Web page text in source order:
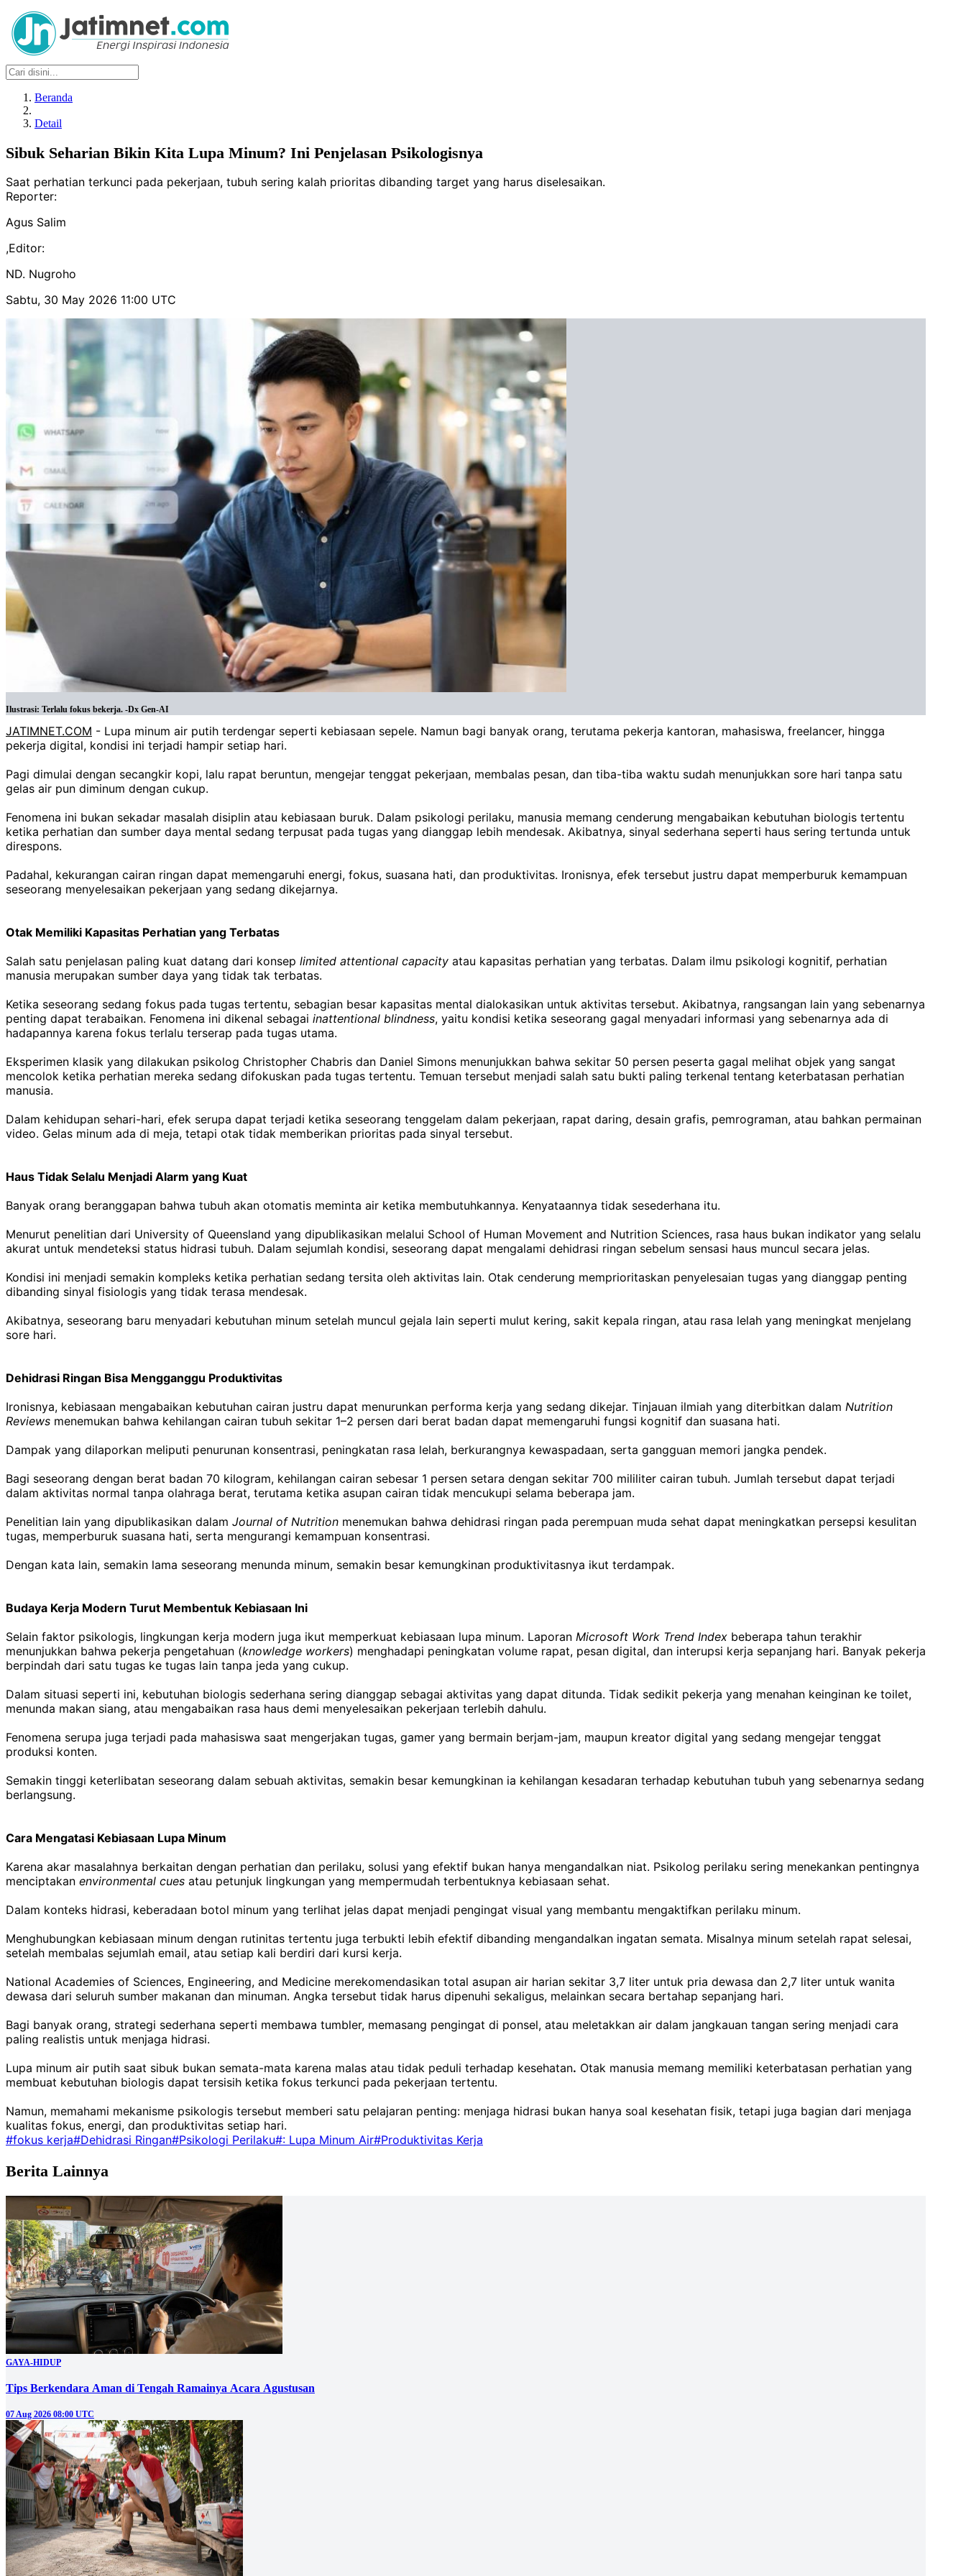
Beranda
Detail
Sibuk Seharian Bikin Kita Lupa Minum? Ini Penjelasan Psikologisnya
Saat perhatian terkunci pada pekerjaan, tubuh sering kalah prioritas dibanding target yang harus diselesaikan.
Reporter:
Agus Salim
,Editor:
ND. Nugroho
Sabtu, 30 May 2026 11:00 UTC
Ilustrasi: Terlalu fokus bekerja. -Dx Gen-AI
JATIMNET.COM - Lupa minum air putih terdengar seperti kebiasaan sepele. Namun bagi banyak orang, terutama pekerja kantoran, mahasiswa, freelancer, hingga
pekerja digital, kondisi ini terjadi hampir setiap hari.
Pagi dimulai dengan secangkir kopi, lalu rapat beruntun, mengejar tenggat pekerjaan, membalas pesan, dan tiba-tiba waktu sudah menunjukkan sore hari tanpa satu
gelas air pun diminum dengan cukup.
Fenomena ini bukan sekadar masalah disiplin atau kebiasaan buruk. Dalam psikologi perilaku, manusia memang cenderung mengabaikan kebutuhan biologis tertentu
ketika perhatian dan sumber daya mental sedang terpusat pada tugas yang dianggap lebih mendesak. Akibatnya, sinyal sederhana seperti haus sering tertunda untuk
direspons.
Padahal, kekurangan cairan ringan dapat memengaruhi energi, fokus, suasana hati, dan produktivitas. Ironisnya, efek tersebut justru dapat memperburuk kemampuan
seseorang menyelesaikan pekerjaan yang sedang dikejarnya.
Otak Memiliki Kapasitas Perhatian yang Terbatas
Salah satu penjelasan paling kuat datang dari konsep limited attentional capacity atau kapasitas perhatian yang terbatas. Dalam ilmu psikologi kognitif, perhatian
manusia merupakan sumber daya yang tidak tak terbatas.
Ketika seseorang sedang fokus pada tugas tertentu, sebagian besar kapasitas mental dialokasikan untuk aktivitas tersebut. Akibatnya, rangsangan lain yang sebenarnya
penting dapat terabaikan. Fenomena ini dikenal sebagai inattentional blindness, yaitu kondisi ketika seseorang gagal menyadari informasi yang sebenarnya ada di
hadapannya karena fokus terlalu terserap pada tugas utama.
Eksperimen klasik yang dilakukan psikolog Christopher Chabris dan Daniel Simons menunjukkan bahwa sekitar 50 persen peserta gagal melihat objek yang sangat
mencolok ketika perhatian mereka sedang difokuskan pada tugas tertentu. Temuan tersebut menjadi salah satu bukti paling terkenal tentang keterbatasan perhatian
manusia.
Dalam kehidupan sehari-hari, efek serupa dapat terjadi ketika seseorang tenggelam dalam pekerjaan, rapat daring, desain grafis, pemrograman, atau bahkan permainan
video. Gelas minum ada di meja, tetapi otak tidak memberikan prioritas pada sinyal tersebut.
Haus Tidak Selalu Menjadi Alarm yang Kuat
Banyak orang beranggapan bahwa tubuh akan otomatis meminta air ketika membutuhkannya. Kenyataannya tidak sesederhana itu.
Menurut penelitian dari University of Queensland yang dipublikasikan melalui School of Human Movement and Nutrition Sciences, rasa haus bukan indikator yang selalu
akurat untuk mendeteksi status hidrasi tubuh. Dalam sejumlah kondisi, seseorang dapat mengalami dehidrasi ringan sebelum sensasi haus muncul secara jelas.
Kondisi ini menjadi semakin kompleks ketika perhatian sedang tersita oleh aktivitas lain. Otak cenderung memprioritaskan penyelesaian tugas yang dianggap penting
dibanding sinyal fisiologis yang tidak terasa mendesak.
Akibatnya, seseorang baru menyadari kebutuhan minum setelah muncul gejala lain seperti mulut kering, sakit kepala ringan, atau rasa lelah yang meningkat menjelang
sore hari.
Dehidrasi Ringan Bisa Mengganggu Produktivitas
Ironisnya, kebiasaan mengabaikan kebutuhan cairan justru dapat menurunkan performa kerja yang sedang dikejar. Tinjauan ilmiah yang diterbitkan dalam Nutrition
Reviews menemukan bahwa kehilangan cairan tubuh sekitar 1–2 persen dari berat badan dapat memengaruhi fungsi kognitif dan suasana hati.
Dampak yang dilaporkan meliputi penurunan konsentrasi, peningkatan rasa lelah, berkurangnya kewaspadaan, serta gangguan memori jangka pendek.
Bagi seseorang dengan berat badan 70 kilogram, kehilangan cairan sebesar 1 persen setara dengan sekitar 700 mililiter cairan tubuh. Jumlah tersebut dapat terjadi
dalam aktivitas normal tanpa olahraga berat, terutama ketika asupan cairan tidak mencukupi selama beberapa jam.
Penelitian lain yang dipublikasikan dalam Journal of Nutrition menemukan bahwa dehidrasi ringan pada perempuan muda sehat dapat meningkatkan persepsi kesulitan
tugas, memperburuk suasana hati, serta mengurangi kemampuan konsentrasi.
Dengan kata lain, semakin lama seseorang menunda minum, semakin besar kemungkinan produktivitasnya ikut terdampak.
Budaya Kerja Modern Turut Membentuk Kebiasaan Ini
Selain faktor psikologis, lingkungan kerja modern juga ikut memperkuat kebiasaan lupa minum. Laporan Microsoft Work Trend Index beberapa tahun terakhir
menunjukkan bahwa pekerja pengetahuan (knowledge workers) menghadapi peningkatan volume rapat, pesan digital, dan interupsi kerja sepanjang hari. Banyak pekerja
berpindah dari satu tugas ke tugas lain tanpa jeda yang cukup.
Dalam situasi seperti ini, kebutuhan biologis sederhana sering dianggap sebagai aktivitas yang dapat ditunda. Tidak sedikit pekerja yang menahan keinginan ke toilet,
menunda makan siang, atau mengabaikan rasa haus demi menyelesaikan pekerjaan terlebih dahulu.
Fenomena serupa juga terjadi pada mahasiswa saat mengerjakan tugas, gamer yang bermain berjam-jam, maupun kreator digital yang sedang mengejar tenggat
produksi konten.
Semakin tinggi keterlibatan seseorang dalam sebuah aktivitas, semakin besar kemungkinan ia kehilangan kesadaran terhadap kebutuhan tubuh yang sebenarnya sedang
berlangsung.
Cara Mengatasi Kebiasaan Lupa Minum
Karena akar masalahnya berkaitan dengan perhatian dan perilaku, solusi yang efektif bukan hanya mengandalkan niat. Psikolog perilaku sering menekankan pentingnya
menciptakan environmental cues atau petunjuk lingkungan yang mempermudah terbentuknya kebiasaan sehat.
Dalam konteks hidrasi, keberadaan botol minum yang terlihat jelas dapat menjadi pengingat visual yang membantu mengaktifkan perilaku minum.
Menghubungkan kebiasaan minum dengan rutinitas tertentu juga terbukti lebih efektif dibanding mengandalkan ingatan semata. Misalnya minum setelah rapat selesai,
setelah membalas sejumlah email, atau setiap kali berdiri dari kursi kerja.
National Academies of Sciences, Engineering, and Medicine merekomendasikan total asupan air harian sekitar 3,7 liter untuk pria dewasa dan 2,7 liter untuk wanita
dewasa dari seluruh sumber makanan dan minuman. Angka tersebut tidak harus dipenuhi sekaligus, melainkan secara bertahap sepanjang hari.
Bagi banyak orang, strategi sederhana seperti membawa tumbler, memasang pengingat di ponsel, atau meletakkan air dalam jangkauan tangan sering menjadi cara
paling realistis untuk menjaga hidrasi.
Lupa minum air putih saat sibuk bukan semata-mata karena malas atau tidak peduli terhadap kesehatan. Otak manusia memang memiliki keterbatasan perhatian yang
membuat kebutuhan biologis dapat tersisih ketika fokus terkunci pada pekerjaan tertentu.
Namun, memahami mekanisme psikologis tersebut memberi satu pelajaran penting: menjaga hidrasi bukan hanya soal kesehatan fisik, tetapi juga bagian dari menjaga
kualitas fokus, energi, dan produktivitas setiap hari.
#fokus kerja#Dehidrasi Ringan#Psikologi Perilaku#: Lupa Minum Air#Produktivitas Kerja
Berita Lainnya
GAYA-HIDUP
Tips Berkendara Aman di Tengah Ramainya Acara Agustusan
07 Aug 2026 08:00 UTC